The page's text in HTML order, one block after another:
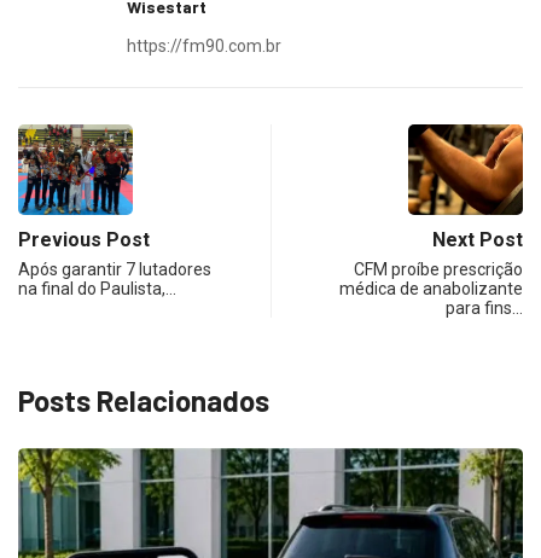
Wisestart
https://fm90.com.br
Previous Post
Após garantir 7 lutadores
na final do Paulista,…
Next Post
CFM proíbe prescrição
médica de anabolizante
para fins…
Posts Relacionados